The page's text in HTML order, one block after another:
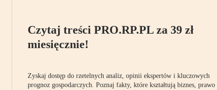
Czytaj treści PRO.RP.PL za 39 zł
miesięcznie!
Zyskaj dostęp do rzetelnych analiz, opinii ekspertów i kluczowych
prognoz gospodarczych. Poznaj fakty, które kształtują biznes, prawo